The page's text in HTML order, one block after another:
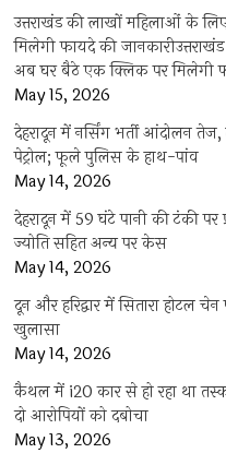
उत्तराखंड की लाखों महिलाओं के
मिलेगी फायदे की
अब घर बैठे एक क्लिक पर मिलेगी
May 15, 2026
देहरादून में नर्सिंग भर्ती आंदोलन
पेट्रोल; फूले पुलिस के हाथ-पांव
May 14, 2026
देहरादून में 59 घंटे पानी की टंकी पर
ज्योति सहित अन्य पर केस
May 14, 2026
दून और हरिद्वार में सितारा होटल
खुलासा
May 14, 2026
कैथल में i20 कार से हो रहा था
दो आरोपियों को दबोचा
May 13, 2026